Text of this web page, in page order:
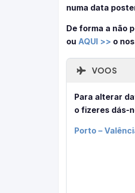
numa data
De forma a não
ou AQUI >> o
VOOS
Para alterar
o fizeres dás-
Porto –